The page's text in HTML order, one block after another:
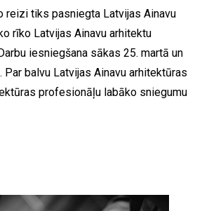
reizi tiks pasniegta Latvijas Ainavu
rīko Latvijas Ainavu arhitektu
iesniegšana sākas 25. martā un
Par balvu Latvijas Ainavu arhitektūras
profesionāļu labāko sniegumu